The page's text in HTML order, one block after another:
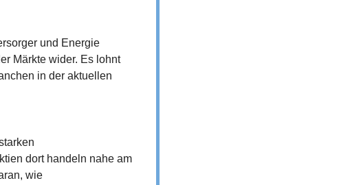
und Energie
Märkte wider. Es lohnt
in der aktuellen
dort handeln nahe am
wie